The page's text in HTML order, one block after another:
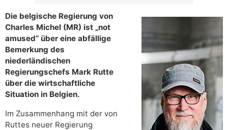
Die belgische Regierung von
Charles Michel (MR) ist „not
amused“ über eine abfällige
Bemerkung des
niederländischen
Regierungschefs Mark Rutte
über die wirtschaftliche
Situation in Belgien.
Im Zusammenhang mit der von
Ruttes neuer Regierung